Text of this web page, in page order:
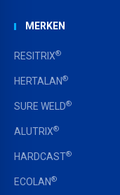
MERKEN
RESITRIX®
HERTALAN®
SURE WELD®
ALUTRIX®
HARDCAST®
ECOLAN®